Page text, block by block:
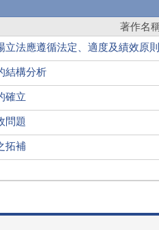
著作名
立法應遵循法定、適度及績效原則
結構分析
確立
問題
拓補